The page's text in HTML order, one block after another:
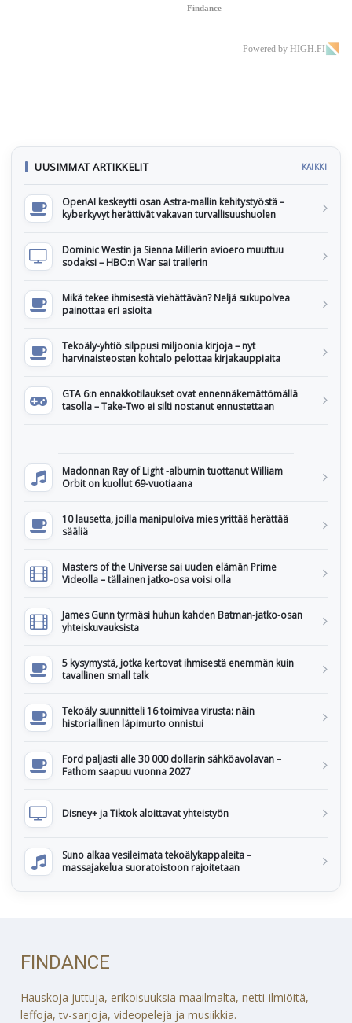
Findance
Powered by HIGH.FI
UUSIMMAT ARTIKKELIT KAIKKI
OpenAI keskeytti osan Astra-mallin kehitystyöstä –
kyberkyvyt herättivät vakavan turvallisuushuolen
Dominic Westin ja Sienna Millerin avioero muuttuu
sodaksi – HBO:n War sai trailerin
Mikä tekee ihmisestä viehättävän? Neljä sukupolvea
painottaa eri asioita
Tekoäly-yhtiö silppusi miljoonia kirjoja – nyt
harvinaisteosten kohtalo pelottaa kirjakauppiaita
GTA 6:n ennakkotilaukset ovat ennennäkemättömällä
tasolla – Take-Two ei silti nostanut ennustettaan
Madonnan Ray of Light -albumin tuottanut William
Orbit on kuollut 69-vuotiaana
10 lausetta, joilla manipuloiva mies yrittää herättää
sääliä
Masters of the Universe sai uuden elämän Prime
Videolla – tällainen jatko-osa voisi olla
James Gunn tyrmäsi huhun kahden Batman-jatko-osan
yhteiskuvauksista
5 kysymystä, jotka kertovat ihmisestä enemmän kuin
tavallinen small talk
Tekoäly suunnitteli 16 toimivaa virusta: näin
historiallinen läpimurto onnistui
Ford paljasti alle 30 000 dollarin sähköavolavan –
Fathom saapuu vuonna 2027
Disney+ ja Tiktok aloittavat yhteistyön
Suno alkaa vesileimata tekoälykappaleita –
massajakelua suoratoistoon rajoitetaan
FINDANCE
Hauskoja juttuja, erikoisuuksia maailmalta, netti-ilmiöitä,
leffoja, tv-sarjoja, videopelejä ja musiikkia.